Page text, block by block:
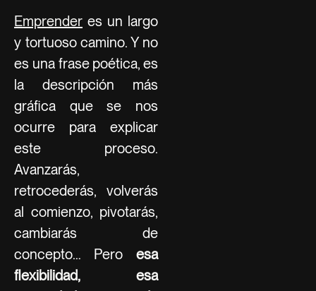
Emprender es un largo
y tortuoso camino. Y no
es una frase poética, es
la descripción más
gráfica que se nos
ocurre para explicar
este proceso.
Avanzarás,
retrocederás, volverás
al comienzo, pivotarás,
cambiarás de
concepto… Pero esa
flexibilidad, esa